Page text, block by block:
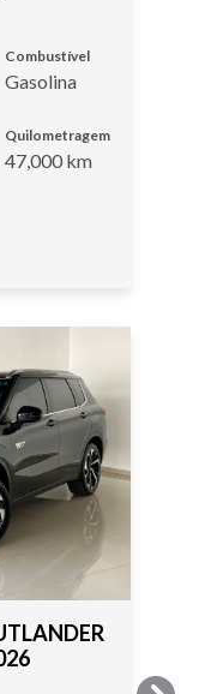
Combustível
Gasolina
Quilometragem
47,000 km